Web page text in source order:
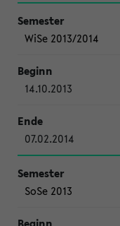
WiSe 2013/2014
14.10.2013
07.02.2014
SoSe 2013